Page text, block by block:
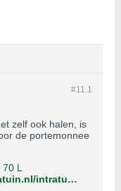
#11.1
zelf ook halen, is
de portemonnee
L
https://www.intratuin.nl/intratuin-potgrond-rhp-70-l.html